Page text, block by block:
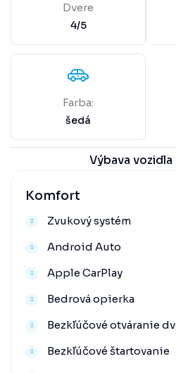
Dvere
4/5
Farba:
šedá
Výbava
Komfort
Zvukový systém
Android Auto
Apple CarPlay
Bedrová opierka
Bezkľúčové otváranie
Bezkľúčové štartovanie